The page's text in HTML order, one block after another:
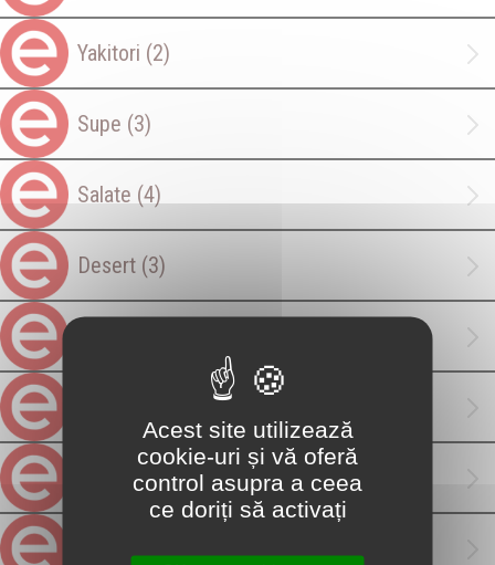
Yakitori (2)
Supe (3)
Salate (4)
Desert (3)
Double Taste Rolls
Philadelphia Rolls(6)
California Rolls(4)
Acest site utilizează
cookie-uri și vă oferă
control asupra a ceea
ce doriți să activați